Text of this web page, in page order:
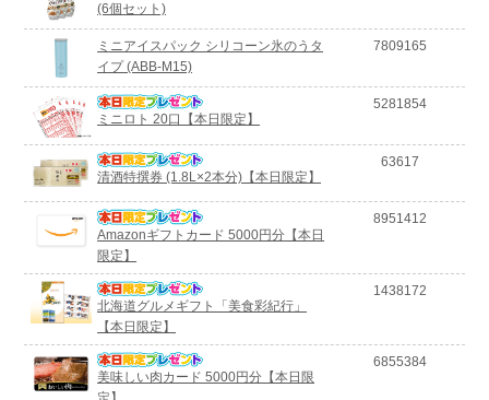
(6個セット)
ミニアイスパック シリコーン氷のうタ
イプ (ABB-M15)
7809165
ミニロト 20口【本日限定】
5281854
清酒特撰券 (1.8L×2本分)【本日限定】
63617
Amazonギフトカード 5000円分【本日
限定】
8951412
北海道グルメギフト「美食彩紀行」
【本日限定】
1438172
美味しい肉カード 5000円分【本日限
6855384